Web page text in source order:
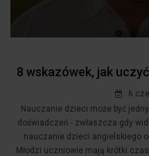
8 wskazówek, jak
6
Nauczanie dzieci może być
doświadczeń - zwłaszcza gdy
nauczanie dzieci angielskiego
Młodzi uczniowie mają krótki